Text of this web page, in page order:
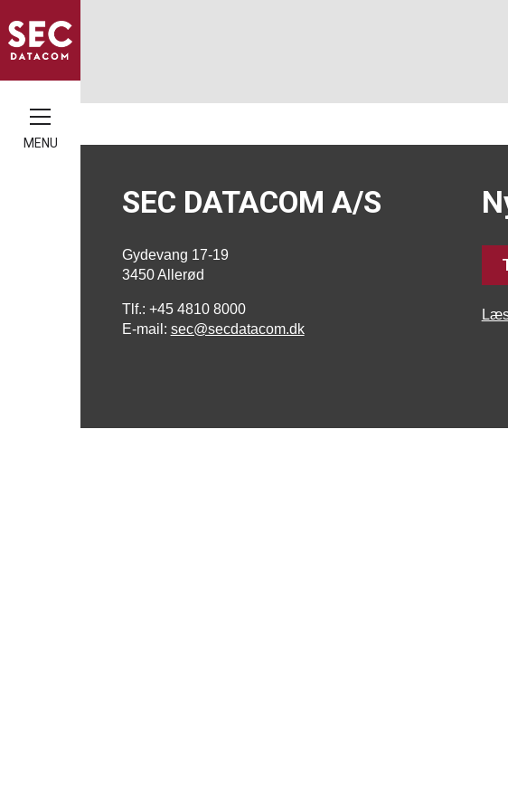
MENU
SEC DATACOM A/S
Gydevang 17-19
3450 Allerød
Tlf.: +45 4810 8000
E-mail: sec@secdatacom.dk